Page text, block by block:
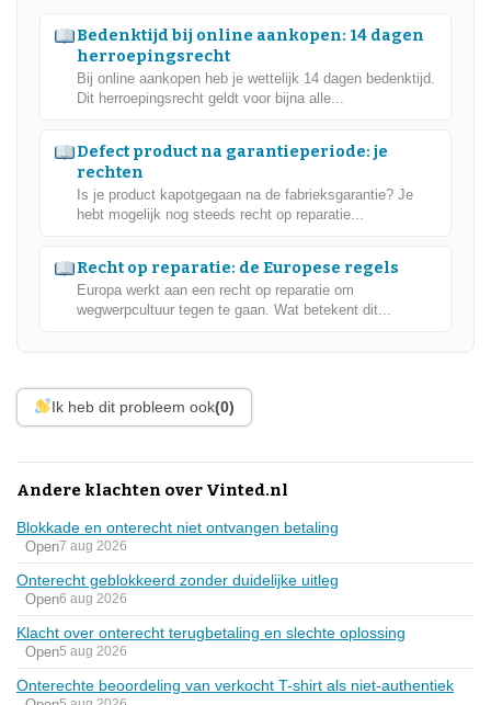
Bedenktijd bij online aankopen: 14 dagen
herroepingsrecht
Bij online aankopen heb je wettelijk 14 dagen bedenktijd.
Dit herroepingsrecht geldt voor bijna alle...
Defect product na garantieperiode: je
rechten
Is je product kapotgegaan na de fabrieksgarantie? Je
hebt mogelijk nog steeds recht op reparatie...
Recht op reparatie: de Europese regels
Europa werkt aan een recht op reparatie om
wegwerpcultuur tegen te gaan. Wat betekent dit...
Ik heb dit probleem ook(0)
Andere klachten over Vinted.nl
Blokkade en onterecht niet ontvangen betaling
Open7 aug 2026
Onterecht geblokkeerd zonder duidelijke uitleg
Open6 aug 2026
Klacht over onterecht terugbetaling en slechte oplossing
Open5 aug 2026
Onterechte beoordeling van verkocht T-shirt als niet-authentiek